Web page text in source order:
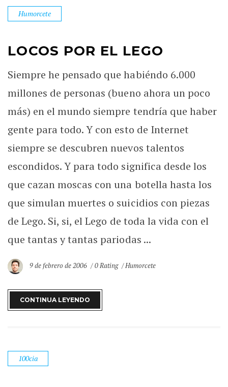
Humorcete
LOCOS POR EL LEGO
Siempre he pensado que habiéndo 6.000
millones de personas (bueno ahora un poco
más) en el mundo siempre tendría que haber
gente para todo. Y con esto de Internet
siempre se descubren nuevos talentos
escondidos. Y para todo significa desde los
que cazan moscas con una botella hasta los
que simulan muertes o suicidios con piezas
de Lego. Si, si, el Lego de toda la vida con el
que tantas y tantas pariodas ...
9 de febrero de 2006 0 Rating Humorcete
CONTINUA LEYENDO
100cia